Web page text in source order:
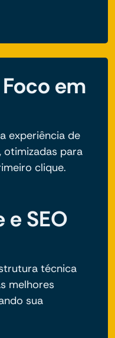
em
experiência de
otimizadas para
clique.
SEO
técnica
melhores
sua